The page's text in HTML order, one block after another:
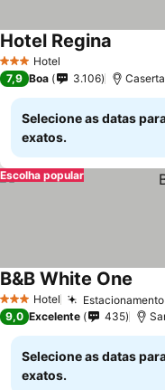
3 EstrelasHotel
Hotel Regina
7,9 Boa 3.106
Selecione as datas
exatos.
Escolha popular
3 EstrelasHotel
B&B White One
9,0 Excelente 435
Selecione as datas
exatos.